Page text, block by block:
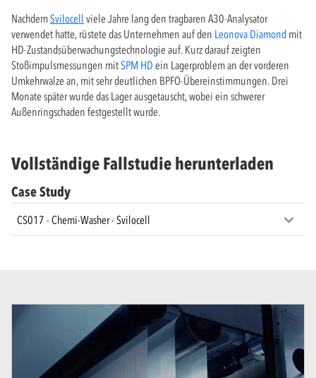
NachdemSvilocell viele Jahre lang den tragbaren A30-Analysator
verwendet hatte, rüstete das Unternehmen auf den Leonova Diamond mit
HD-Zustandsüberwachungstechnologie auf. Kurz darauf zeigten
Stoßimpulsmessungen mitSPM HD ein Lagerproblem an der vorderen
Umkehrwalze an, mit sehr deutlichen BPFO-Übereinstimmungen. Drei
Monate später wurde das Lager ausgetauscht, wobei ein schwerer
Außenringschaden festgestellt wurde.
Vollständige Fallstudie herunterladen
Case Study
CS017 - Chemi-Washer - Svilocell